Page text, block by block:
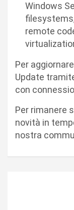
Windows
remote
Per
Update
con
Per rimanere
novità in
nostra